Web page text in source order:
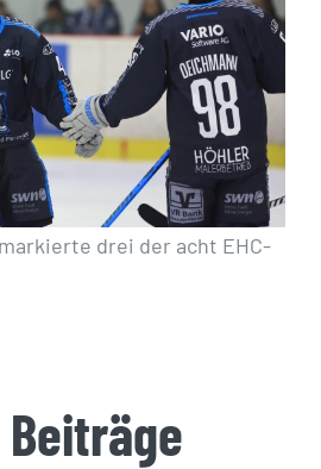
drei der acht EHC-